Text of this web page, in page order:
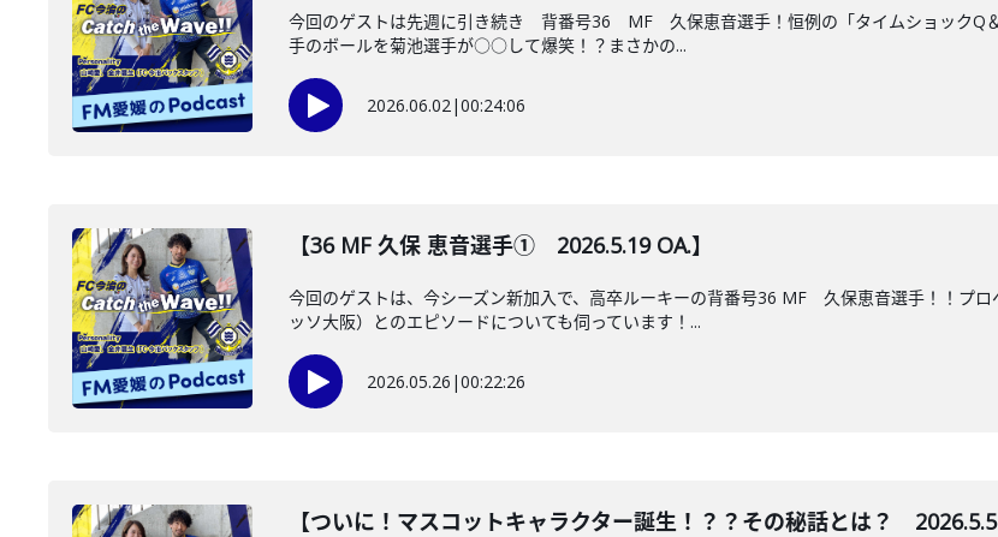
今回のゲストは先週に引き続き 背番号36 MF 久保恵音選手！恒例の「タイムショックQ
手のボールを菊池選手が○○して爆笑！？まさかの...
2026.06.02|00:24:06
【36 MF 久保 恵音選手① 2026.5.19 OA.】
今回のゲストは、今シーズン新加入で、高卒ルーキーの背番号36 MF 久保恵音選手！！プ
ッソ大阪）とのエピソードについても伺っています！...
2026.05.26 |00:22:26
【ついに！マスコットキャラクター誕生！？？その秘話とは？ 2026.5.5